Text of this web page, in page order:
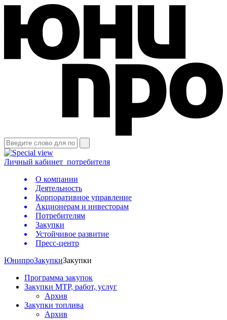
Личный кабинет потребителя
О компании
Деятельность
Корпоративное управление
Акционерам и инвесторам
Потребителям
Закупки
Устойчивое развитие
Пресс-центр
ЮнипроЗакупкиЗакупки
Программа закупок
Закупки МТР, работ, услуг
Архив
Закупки топлива
Архив